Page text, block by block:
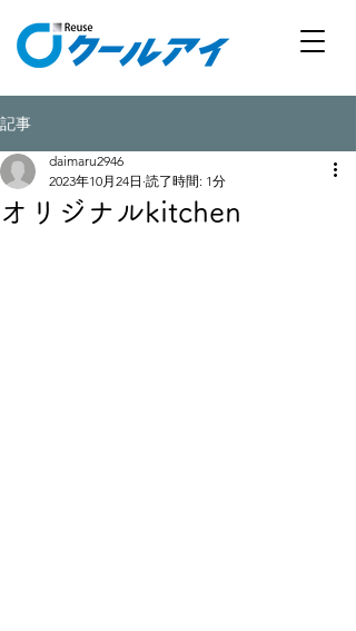
記事
オリジナルkitchen
daimaru2946
2023年10月24日 読了時間: 1分